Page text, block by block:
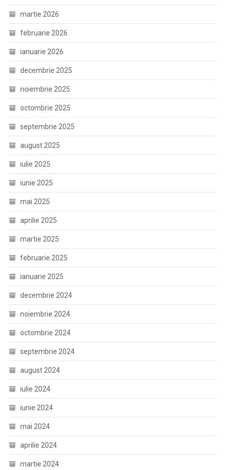
martie 2026
februarie 2026
ianuarie 2026
decembrie 2025
noiembrie 2025
octombrie 2025
septembrie 2025
august 2025
iulie 2025
iunie 2025
mai 2025
aprilie 2025
martie 2025
februarie 2025
ianuarie 2025
decembrie 2024
noiembrie 2024
octombrie 2024
septembrie 2024
august 2024
iulie 2024
iunie 2024
mai 2024
aprilie 2024
martie 2024